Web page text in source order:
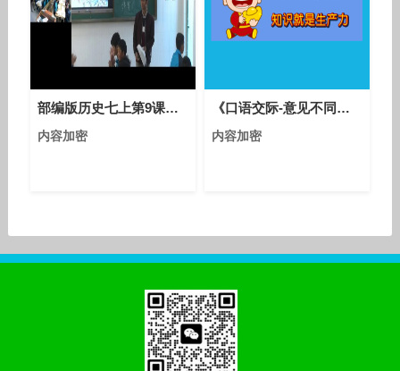
部编版历史七上第9课《秦统一中国》课堂教学视频实录-彭超
内容加密
《口语交际-意见不同怎么办》部编版小学语文六年级上册优质课视频
内容加密